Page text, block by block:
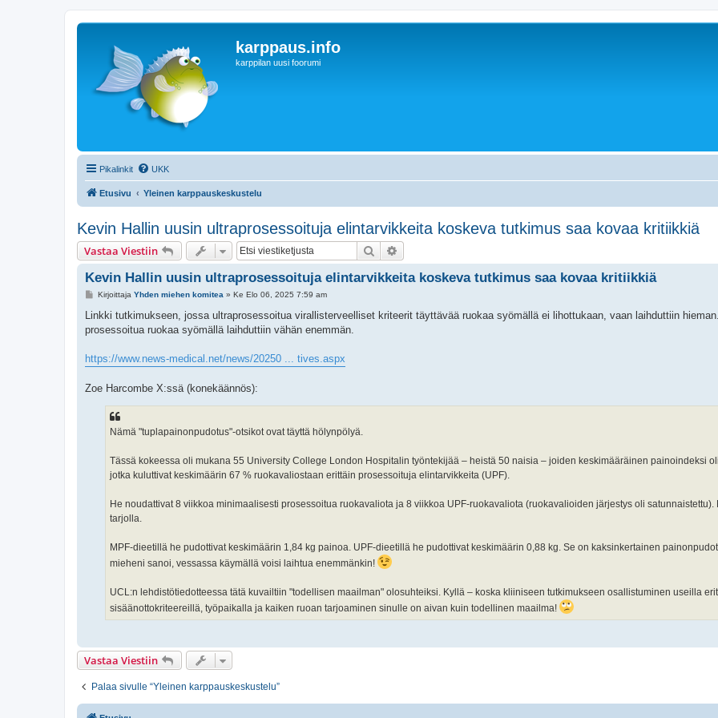
karppaus.info
karppilan uusi foorumi
Pikalinkit UKK
Etusivu Yleinen karppauskeskustelu
Kevin Hallin uusin ultraprosessoituja elintarvikkeita koskeva tutkimus saa kovaa kritiikkiä
Vastaa Viestiin Etsi
Kevin Hallin uusin ultraprosessoituja elintarvikkeita koskeva tutkimus saa kovaa kritiikkiä
V
e
t
Kirjoittaja Yhden miehen komitea » Ke Elo 06, 2025 7:59 am
Linkki tutkimukseen, jossa ultraprosessoitua virallisterveelliset kriteerit täyttävää ruokaa syömällä ei lihottukaan, vaan laihduttiin
prosessoitua ruokaa syömällä laihduttiin vähän enemmän.
https://www.news-medical.net/news/20250 ... tives.aspx
Zoe Harcombe X:ssä (konekäännös):
Nämä "tuplapainonpudotus"-otsikot ovat täyttä hölynpölyä.
Tässä kokeessa oli mukana 55 University College London Hospitalin työntekijää – heistä 50 naisia – joiden keskimääräinen painoindeksi
jotka kuluttivat keskimäärin 67 % ruokavaliostaan erittäin prosessoituja elintarvikkeita (UPF).
He noudattivat 8 viikkoa minimaalisesti prosessoitua ruokavaliota ja 8 viikkoa UPF-ruokavaliota (ruokavalioiden järjestys oli satunnaistettu).
tarjolla.
MPF-dieetillä he pudottivat keskimäärin 1,84 kg painoa. UPF-dieetillä he pudottivat keskimäärin 0,88 kg. Se on kaksinkertainen
mieheni sanoi, vessassa käymällä voisi laihtua enemmänkin!
UCL:n lehdistötiedotteessa tätä kuvailtiin "todellisen maailman" olosuhteiksi. Kyllä – koska kliiniseen tutkimukseen osallistuminen useilla
sisäänottokriteereillä, työpaikalla ja kaiken ruoan tarjoaminen sinulle on aivan kuin todellinen maailma!
Vastaa Viestiin
Palaa sivulle “Yleinen karppauskeskustelu”